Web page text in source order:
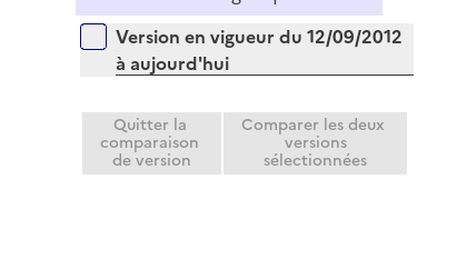
Versions sur la période
Version en vigueur du 12/09/2012
à aujourd'hui
Quitter la
comparaison
de version
Comparer les deux
versions
sélectionnées